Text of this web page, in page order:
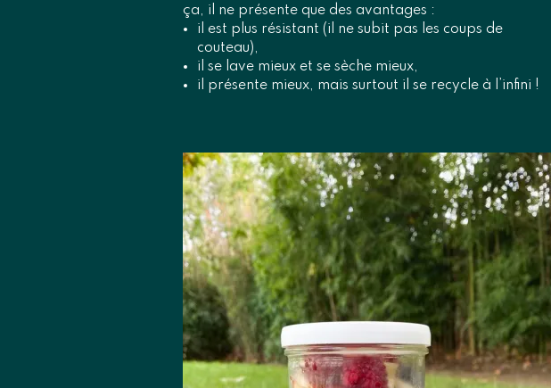
ça, il ne présente que des avantages :
il est plus résistant (il ne subit pas les coups de
couteau),
il se lave mieux et se sèche mieux,
il présente mieux, mais surtout il se recycle à l’infini !